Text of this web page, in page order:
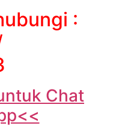
:
Chat